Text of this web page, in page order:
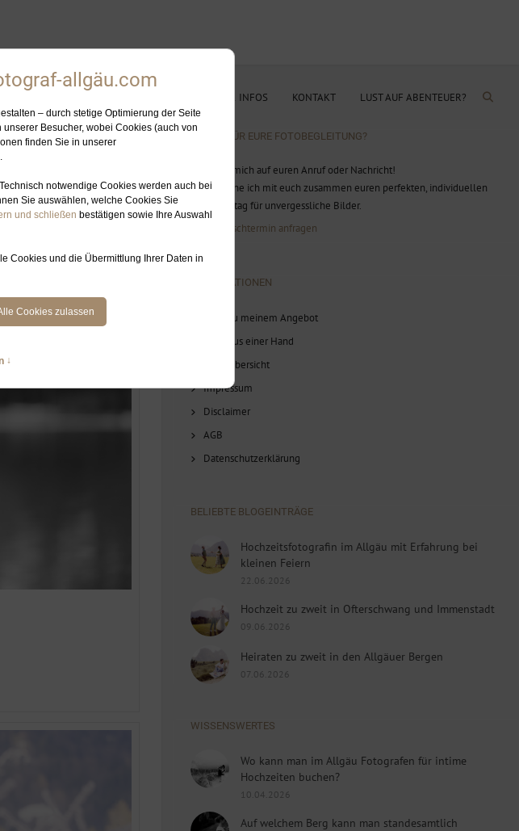
PREISE & INFOS KONTAKT LUST AUF ABENTEUER?
BEREIT FÜR EURE FOTOBEGLEITUNG?
Ich freue mich auf euren Anruf oder Nachricht!
Gerne plane ich mit euch zusammen euren perfekten, individuellen
Hochzeitstag für unvergessliche Bilder.
Jetzt Wunschtermin anfragen
INFORMATIONEN
Infos zu meinem Angebot
Alles aus einer Hand
Blog-Übersicht
Impressum
Disclaimer
AGB
Datenschutzerklärung
BELIEBTE BLOGEINTRÄGE
Hochzeitsfotografin im Allgäu mit Erfahrung bei
kleinen Feiern
22.06.2026
Hochzeit zu zweit in Ofterschwang und Immenstadt
09.06.2026
Heiraten zu zweit in den Allgäuer Bergen
07.06.2026
WISSENSWERTES
Wo kann man im Allgäu Fotografen für intime
Hochzeiten buchen?
10.04.2026
Auf welchem Berg kann man standesamtlich